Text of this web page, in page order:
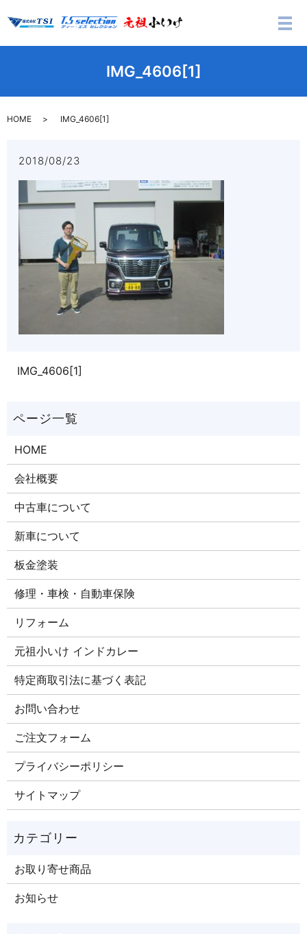
メ
IMG_4606[1]
HOME IMG_4606[1]
2018/08/23
IMG_4606[1]
HOME
会社概要
中古車について
新車について
板金塗装
修理・車検・自動車保険
リフォーム
元祖小いけ インドカレー
特定商取引法に基づく表記
お問い合わせ
ご注文​フォーム
プライバシーポリシー
サイトマップ
お取り寄せ商品
お知らせ